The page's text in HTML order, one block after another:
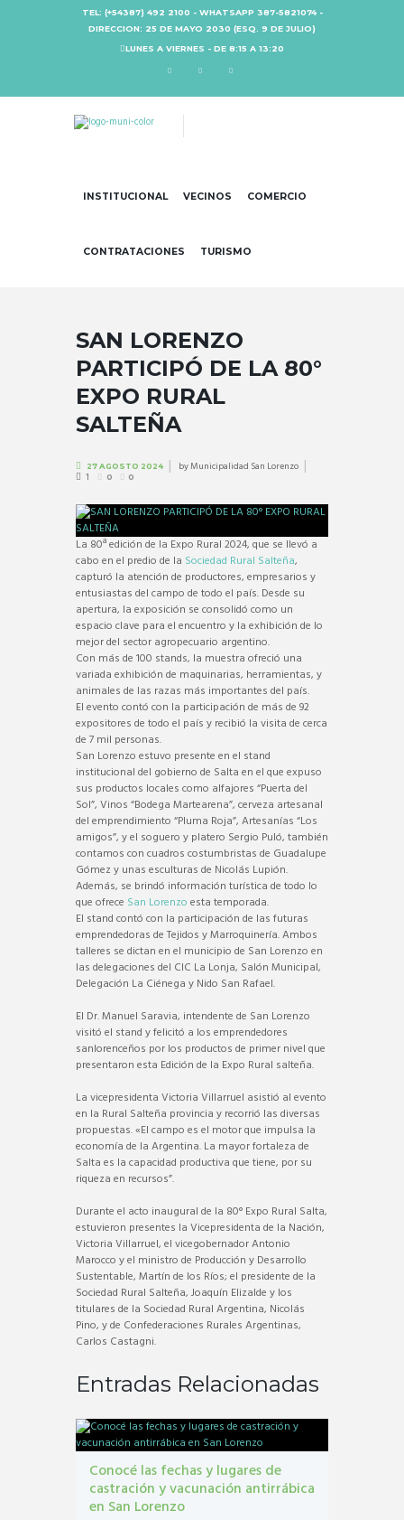
TEL: (+54387) 492 2100 - WHATSAPP 387-5821074 -
DIRECCION: 25 DE MAYO 2030 (ESQ. 9 DE JULIO)
LUNES A VIERNES - DE 8:15 A 13:20
INSTITUCIONAL VECINOS COMERCIO
CONTRATACIONES TURISMO
SAN LORENZO
PARTICIPÓ DE LA 80°
EXPO RURAL
SALTEÑA
27 AGOSTO 2024 byMunicipalidad San Lorenzo
1 0 0
La 80ª edición de la Expo Rural 2024, que se llevó a
cabo en el predio de la Sociedad Rural Salteña,
capturó la atención de productores, empresarios y
entusiastas del campo de todo el país. Desde su
apertura, la exposición se consolidó como un
espacio clave para el encuentro y la exhibición de lo
mejor del sector agropecuario argentino.
Con más de 100 stands, la muestra ofreció una
variada exhibición de maquinarias, herramientas, y
animales de las razas más importantes del país.
El evento contó con la participación de más de 92
expositores de todo el país y recibió la visita de cerca
de 7 mil personas.
San Lorenzo estuvo presente en el stand
institucional del gobierno de Salta en el que expuso
sus productos locales como alfajores “Puerta del
Sol”, Vinos “Bodega Martearena”, cerveza artesanal
del emprendimiento “Pluma Roja”, Artesanías “Los
amigos”, y el soguero y platero Sergio Puló, también
contamos con cuadros costumbristas de Guadalupe
Gómez y unas esculturas de Nicolás Lupión.
Además, se brindó información turística de todo lo
que ofrece San Lorenzo esta temporada.
El stand contó con la participación de las futuras
emprendedoras de Tejidos y Marroquinería. Ambos
talleres se dictan en el municipio de San Lorenzo en
las delegaciones del CIC La Lonja, Salón Municipal,
Delegación La Ciénega y Nido San Rafael.
El Dr. Manuel Saravia, intendente de San Lorenzo
visitó el stand y felicitó a los emprendedores
sanlorenceños por los productos de primer nivel que
presentaron esta Edición de la Expo Rural salteña.
La vicepresidenta Victoria Villarruel asistió al evento
en la Rural Salteña provincia y recorrió las diversas
propuestas. «El campo es el motor que impulsa la
economía de la Argentina. La mayor fortaleza de
Salta es la capacidad productiva que tiene, por su
riqueza en recursos”.
Durante el acto inaugural de la 80° Expo Rural Salta,
estuvieron presentes la Vicepresidenta de la Nación,
Victoria Villarruel, el vicegobernador Antonio
Marocco y el ministro de Producción y Desarrollo
Sustentable, Martín de los Ríos; el presidente de la
Sociedad Rural Salteña, Joaquín Elizalde y los
titulares de la Sociedad Rural Argentina, Nicolás
Pino, y de Confederaciones Rurales Argentinas,
Carlos Castagni.
Entradas Relacionadas
Conocé las fechas y lugares de
castración y vacunación antirrábica
en San Lorenzo